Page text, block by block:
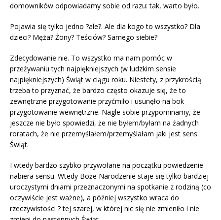
domowników odpowiadamy sobie od razu: tak, warto było.
Pojawia się tylko jedno ?ale?. Ale dla kogo to wszystko? Dla
dzieci? Męża? Żony? Teściów? Samego siebie?
Zdecydowanie nie. To wszystko ma nam pomóc w
przeżywaniu tych najpiękniejszych (w ludzkim sensie
najpiękniejszych) Świąt w ciągu roku. Niestety, z przykrością
trzeba to przyznać, że bardzo często okazuje się, że to
zewnętrzne przygotowanie przyćmiło i usunęło na bok
przygotowanie wewnętrzne. Nagle sobie przypominamy, że
jeszcze nie było spowiedzi, że nie byłem/byłam na żadnych
roratach, że nie przemyślałem/przemyślałam jaki jest sens
Świąt.
I wtedy bardzo szybko przywołane na początku powiedzenie
nabiera sensu. Wtedy Boże Narodzenie staje się tylko bardziej
uroczystymi dniami przeznaczonymi na spotkanie z rodziną (co
oczywiście jest ważne), a później wszystko wraca do
rzeczywistości ? tej szarej, w której nic się nie zmieniło i nie